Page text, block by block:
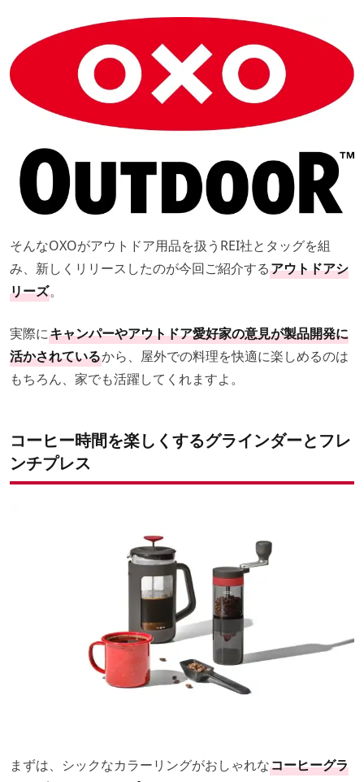
そんなOXOがアウトドア用品を扱うREI社とタッグを組
み、新しくリリースしたのが今回ご紹介するアウトドアシ
リーズ。
実際にキャンパーやアウトドア愛好家の意見が製品開発に
活かされているから、屋外での料理を快適に楽しめるのは
もちろん、家でも活躍してくれますよ。
コーヒー時間を楽しくするグラインダーとフレ
ンチプレス
まずは、シックなカラーリングがおしゃれなコーヒーグラ